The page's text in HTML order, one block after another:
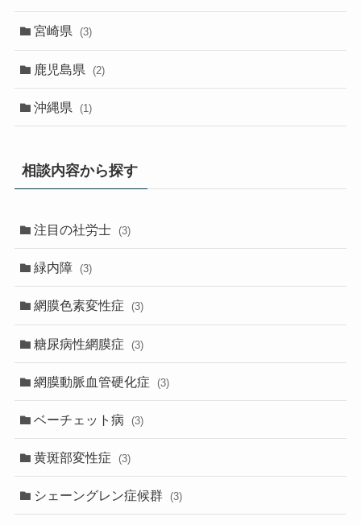
宮崎県 (3)
鹿児島県 (2)
沖縄県 (1)
相談内容から探す
注目の社労士 (3)
緑内障 (3)
網膜色素変性症 (3)
糖尿病性網膜症 (3)
網膜動脈血管硬化症 (3)
ベーチェット病 (3)
黄斑部変性症 (3)
シェーングレン症候群 (3)